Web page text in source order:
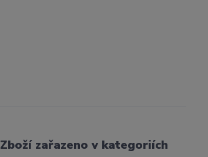
Zboží zařazeno v kategoriích